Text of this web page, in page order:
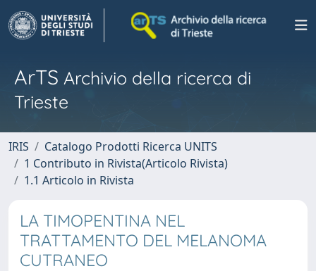
ArTS Archivio della ricerca di
Trieste
IRIS
Catalogo Prodotti Ricerca UNITS
1 Contributo in Rivista(Articolo Rivista)
1.1 Articolo in Rivista
LA TIMOPENTINA NEL
TRATTAMENTO DEL MELANOMA
CUTRANEO